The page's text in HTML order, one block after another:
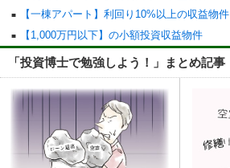
【一棟アパート】利回り10%以上の収益物件
【1,000万円以下】の小額投資収益物件
「投資博士で勉強しよう！」まとめ記事